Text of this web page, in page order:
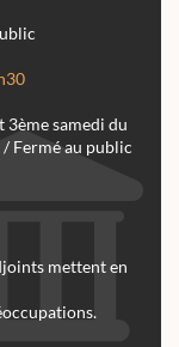
3ème samedi du
Fermé au public
mettent en